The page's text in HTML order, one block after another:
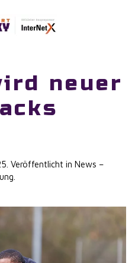
neuer
. Veröffentlicht in News –